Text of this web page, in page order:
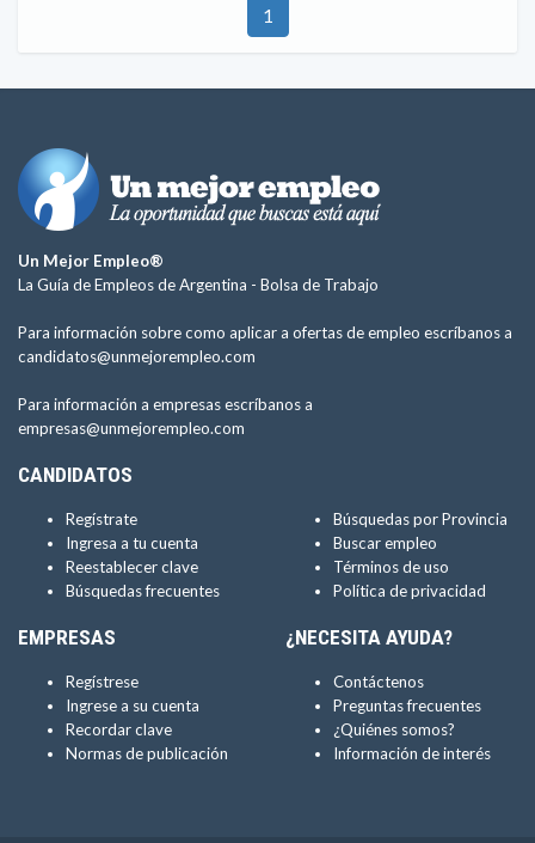
1
Un Mejor Empleo®
La Guía de Empleos de Argentina - Bolsa de Trabajo
Para información sobre como aplicar a ofertas de empleo escríbanos a
candidatos@unmejorempleo.com
Para información a empresas escríbanos a
empresas@unmejorempleo.com
CANDIDATOS
Regístrate
Ingresa a tu cuenta
Reestablecer clave
Búsquedas frecuentes
Búsquedas por Provincia
Buscar empleo
Términos de uso
Política de privacidad
EMPRESAS
Regístrese
Ingrese a su cuenta
Recordar clave
Normas de publicación
¿NECESITA AYUDA?
Contáctenos
Preguntas frecuentes
¿Quiénes somos?
Información de interés